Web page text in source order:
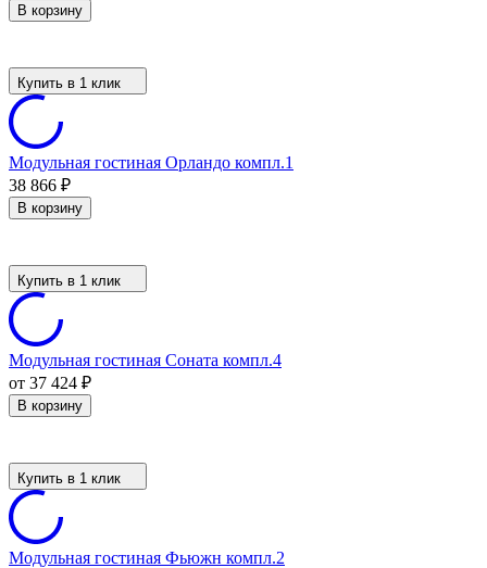
В корзину
Купить в 1 клик
Модульная гостиная Орландо компл.1
38 866 ₽
В корзину
Купить в 1 клик
Модульная гостиная Соната компл.4
от 37 424 ₽
В корзину
Купить в 1 клик
Модульная гостиная Фьюжн компл.2